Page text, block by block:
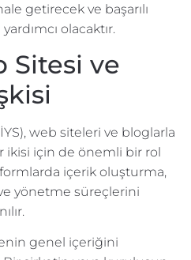
getirecek ve başarılı
olacaktır.
Sitesi ve
web siteleri ve bloglarla
ikisi için de önemli bir rol
içerik oluşturma,
yönetme süreçlerini
genel içeriğini